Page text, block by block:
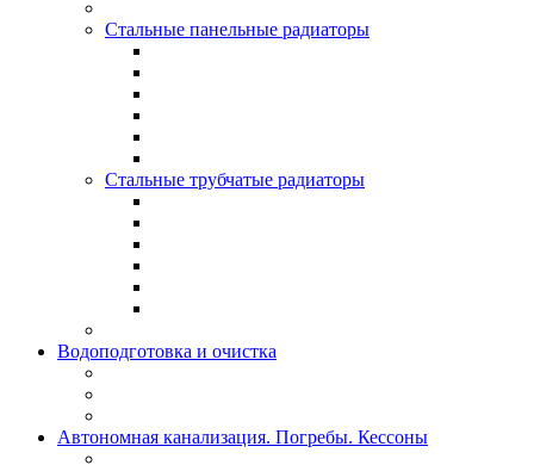
Стальные панельные радиаторы
Стальные трубчатые радиаторы
Водоподготовка и очистка
Автономная канализация. Погребы. Кессоны